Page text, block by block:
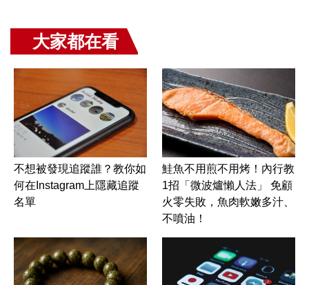
大家都在看
不想被發現追蹤誰？教你如
何在Instagram上隱藏追蹤
名單
鮭魚不用煎不用烤！內行教
1招「微波爐懶人法」 免顧
火零失敗，魚肉軟嫩多汁、
不噴油！